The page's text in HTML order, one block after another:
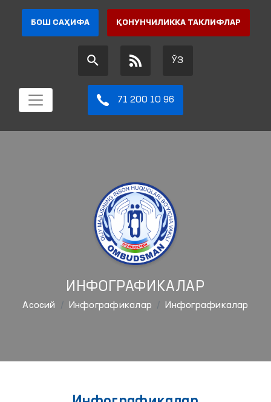
БОШ САҲИФА ҚОНУНЧИЛИККА ТАКЛИФЛАР
ЎЗ
71 200 10 96
ИНФОГРАФИКАЛАР
Aсосий Инфографикалар Инфографикалар